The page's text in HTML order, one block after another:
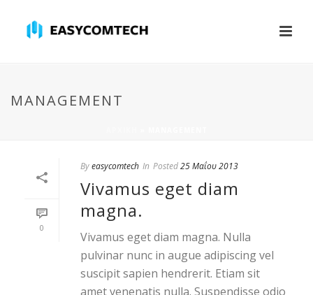
MANAGEMENT
0
Byeasycomtech In Posted25 Μαΐου 2013
Vivamus eget diam
magna.
Vivamus eget diam magna. Nulla
pulvinar nunc in augue adipiscing vel
suscipit sapien hendrerit. Etiam sit
amet venenatis nulla. Suspendisse odio